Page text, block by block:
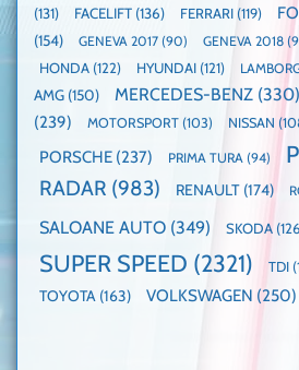
(131)
FACELIFT (136) FERRARI (119)
(154)
GENEVA 2017 (90) GENEVA 2018
HONDA (122) HYUNDAI (121)
AMG (150) MERCEDES-BENZ (330)
(239)
MOTORSPORT (103) NISSAN
PORSCHE (237) PRIMA TURA (94)
RADAR (983) RENAULT (174)
SALOANE AUTO (349) SKODA
SUPER SPEED (2321) TDI
TOYOTA (163) VOLKSWAGEN (250)